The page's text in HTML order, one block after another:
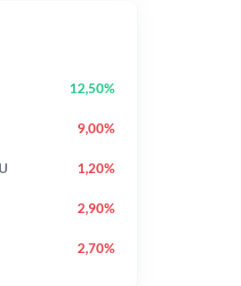
12,50%
9,00%
1,20%
2,90%
2,70%